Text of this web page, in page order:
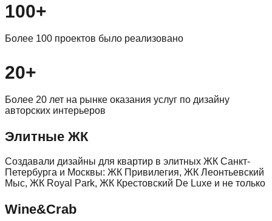
100+
Более 100 проектов было реализовано
20+
Более 20 лет на рынке оказания услуг по дизайну
авторских интерьеров
Элитные ЖК
Создавали дизайны для квартир в элитных ЖК Санкт-
Петербурга и Москвы: ЖК Привилегия, ЖК Леонтьевский
Мыс, ЖК Royal Park, ЖК Крестовский De Luxe и не только
Wine&Crab